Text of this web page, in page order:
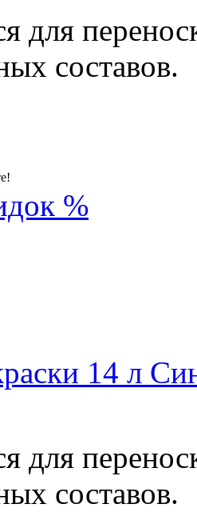
для
составов.
%
14 л
для
составов.